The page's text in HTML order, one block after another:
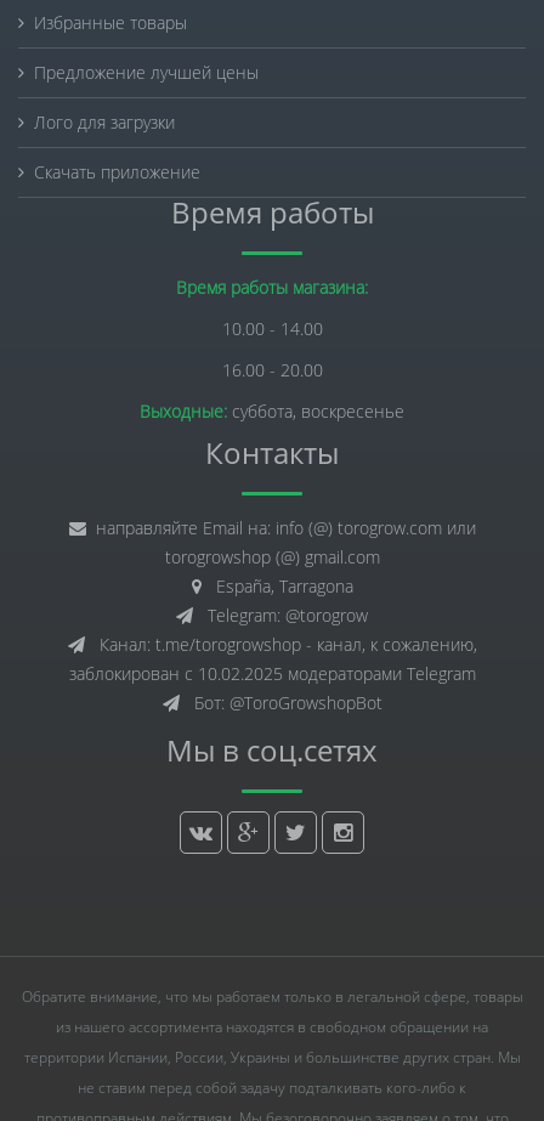
Избранные товары
Предложение лучшей цены
Лого для загрузки
Скачать приложение
Время работы
Время работы магазина:
10.00 - 14.00
16.00 - 20.00
Выходные: суббота, воскресенье
Контакты
направляйте Email на: info (@) torogrow.com или
torogrowshop (@) gmail.com
España, Tarragona
Telegram: @torogrow
Канал: t.me/torogrowshop - канал, к сожалению,
заблокирован с 10.02.2025 модераторами Telegram
Бот: @ToroGrowshopBot
Мы в соц.сетях
Обратите внимание, что мы работаем только в легальной сфере, товары
из нашего ассортимента находятся в свободном обращении на
территории Испании, России, Украины и большинстве других стран. Мы
не ставим перед собой задачу подталкивать кого-либо к